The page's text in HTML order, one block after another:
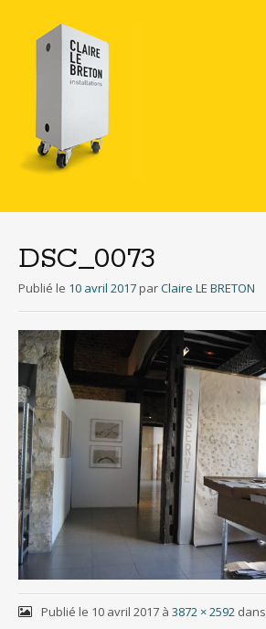
principal
DSC_0073
Publié le 10 avril 2017 parClaire LE BRETON
Publié le 10 avril 2017à 3872 × 2592dans